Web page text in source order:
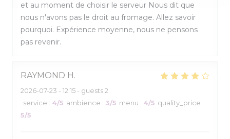
et au moment de choisir le serveur Nous dit que
nous n'avons pas le droit au fromage. Allez savoir
pourquoi. Expérience moyenne, nous ne pensons
pas revenir.
RAYMOND H
2026-07-23 - 12:15 - guests 2
service : 4/5 ambience : 3/5 menu : 4/5 quality_price :
5/5